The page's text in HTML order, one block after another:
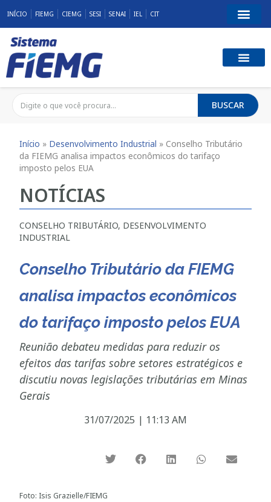
INÍCIO FIEMG CIEMG SESI SENAI IEL CIT
BUSCAR
Início » Desenvolvimento Industrial » Conselho Tributário
da FIEMG analisa impactos econômicos do tarifaço
imposto pelos EUA
NOTÍCIAS
CONSELHO TRIBUTÁRIO, DESENVOLVIMENTO
INDUSTRIAL
Conselho Tributário da FIEMG
analisa impactos econômicos
do tarifaço imposto pelos EUA
Reunião debateu medidas para reduzir os
efeitos das tarifas sobre setores estratégicos e
discutiu novas legislações tributárias em Minas
Gerais
31/07/2025 | 11:13 AM
Foto: Isis Grazielle/FIEMG